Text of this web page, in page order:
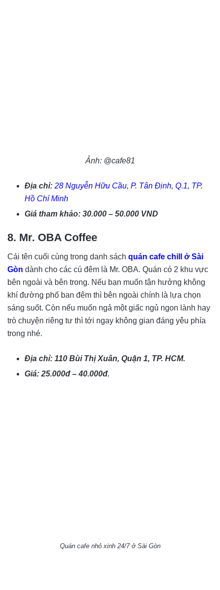
Ảnh: @cafe81
Địa chỉ: 28 Nguyễn Hữu Cầu, P. Tân Định, Q.1, TP.
Hồ Chí Minh
Giá tham khảo: 30.000 – 50.000 VND
8. Mr. OBA Coffee
Cái tên cuối cùng trong danh sách quán cafe chill ở Sài
Gòn dành cho các cú đêm là Mr. OBA. Quán có 2 khu vực
bên ngoài và bên trong. Nếu bạn muốn tận hưởng không
khí đường phố ban đêm thì bên ngoài chính là lựa chọn
sáng suốt. Còn nếu muốn ngả một giấc ngủ ngon lành hay
trò chuyện riêng tư thì tới ngay không gian đáng yêu phía
trong nhé.
Địa chỉ: 110 Bùi Thị Xuân, Quận 1, TP. HCM.
Giá: 25.000đ – 40.000đ.
Quán cafe nhỏ xinh 24/7 ở Sài Gòn